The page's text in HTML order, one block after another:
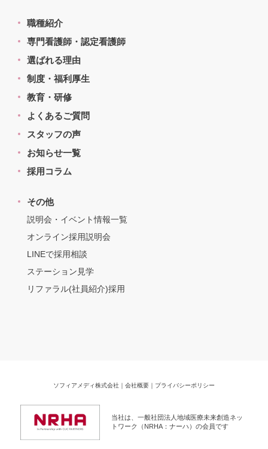
職種紹介
専門看護師・認定看護師
選ばれる理由
制度・福利厚生
教育・研修
よくあるご質問
スタッフの声
お知らせ一覧
採用コラム
その他
説明会・イベント情報一覧
オンライン採用説明会
LINEで採用相談
ステーション見学
リファラル(社員紹介)採用
ソフィアメディ株式会社 ｜ 会社概要 ｜ プライバシーポリシー
当社は、一般社団法人地域医療未来創造ネッ
トワーク（NRHA：ナーハ）の会員です